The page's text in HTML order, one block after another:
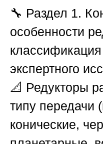
🔧 Раздел 1.
особенности
классификация
экспертного
📐 Редукторы
типу передачи
конические,